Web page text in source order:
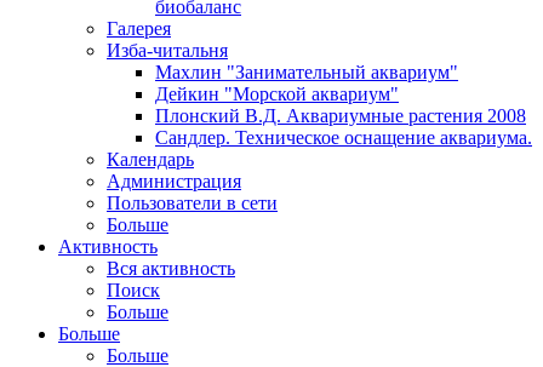
биобаланс
Галерея
Изба-читальня
Махлин "Занимательный аквариум"
Дейкин "Морской аквариум"
Плонский В.Д. Аквариумные растения 2008
Сандлер. Техническое оснащение аквариума.
Календарь
Администрация
Пользователи в сети
Больше
Активность
Вся активность
Поиск
Больше
Больше
Больше